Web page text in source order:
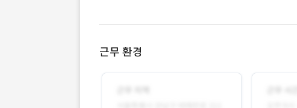
근무 환경